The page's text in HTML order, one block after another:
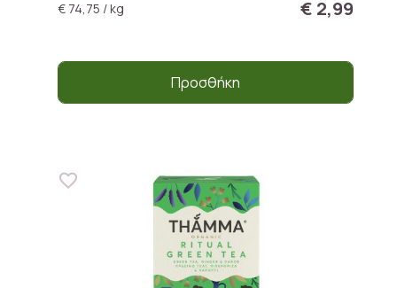
€ 74,75 / kg
€ 2,99
Προσθήκη